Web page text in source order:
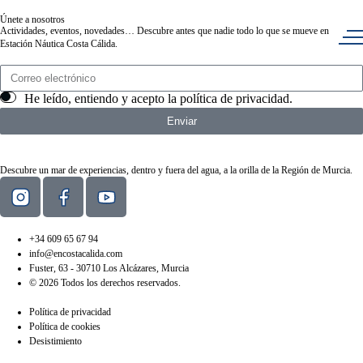
Únete a nosotros
Actividades, eventos, novedades… Descubre antes que nadie todo lo que se mueve en
Estación Náutica Costa Cálida.
He leído, entiendo y acepto la política de privacidad.
Enviar
Descubre un mar de experiencias, dentro y fuera del agua, a la orilla de la Región de Murcia.
+34 609 65 67 94
info@encostacalida.com
Fuster, 63 - 30710 Los Alcázares, Murcia
© 2026 Todos los derechos reservados.
Política de privacidad
Política de cookies
Desistimiento